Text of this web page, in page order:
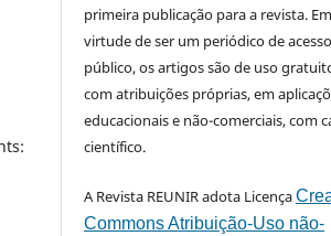
primeira publicação para a revista. Em
virtude de ser um periódico de acesso
público, os artigos são de uso
com atribuições próprias, em
educacionais e não-comerciais, com
científico.
A Revista REUNIR adota Licença
Commons Atribuição-Uso não-